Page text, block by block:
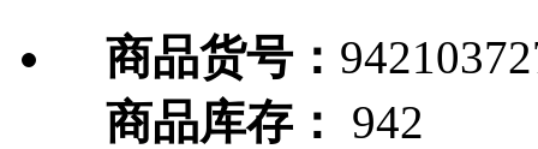
商品货号：
商品库存：
942